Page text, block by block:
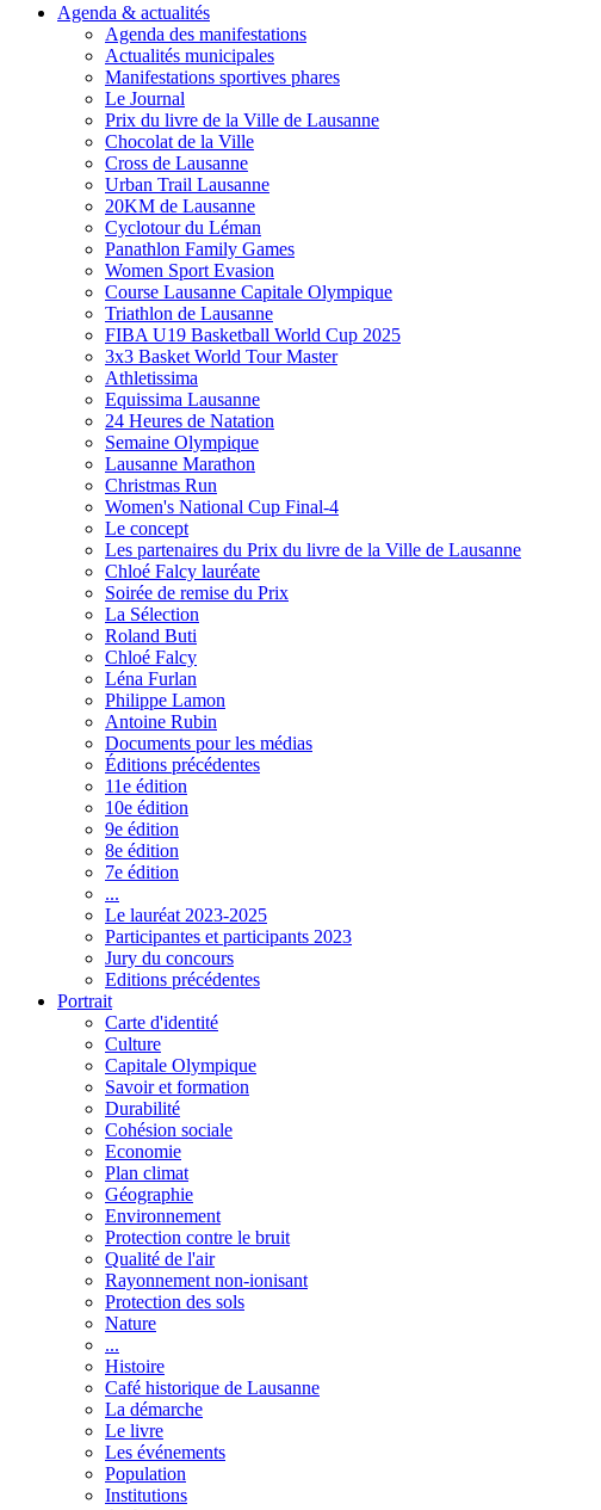
Agenda & actualités
Agenda des manifestations
Actualités municipales
Manifestations sportives phares
Le Journal
Prix du livre de la Ville de Lausanne
Chocolat de la Ville
Cross de Lausanne
Urban Trail Lausanne
20KM de Lausanne
Cyclotour du Léman
Panathlon Family Games
Women Sport Evasion
Course Lausanne Capitale Olympique
Triathlon de Lausanne
FIBA U19 Basketball World Cup 2025
3x3 Basket World Tour Master
Athletissima
Equissima Lausanne
24 Heures de Natation
Semaine Olympique
Lausanne Marathon
Christmas Run
Women's National Cup Final-4
Le concept
Les partenaires du Prix du livre de la Ville de Lausanne
Chloé Falcy lauréate
Soirée de remise du Prix
La Sélection
Roland Buti
Chloé Falcy
Léna Furlan
Philippe Lamon
Antoine Rubin
Documents pour les médias
Éditions précédentes
11e édition
10e édition
9e édition
8e édition
7e édition
...
Le lauréat 2023-2025
Participantes et participants 2023
Jury du concours
Editions précédentes
Portrait
Carte d'identité
Culture
Capitale Olympique
Savoir et formation
Durabilité
Cohésion sociale
Economie
Plan climat
Géographie
Environnement
Protection contre le bruit
Qualité de l'air
Rayonnement non-ionisant
Protection des sols
Nature
...
Histoire
Café historique de Lausanne
La démarche
Le livre
Les événements
Population
Institutions